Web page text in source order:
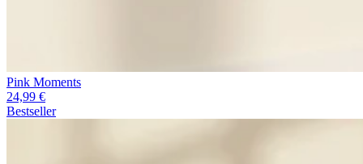
Pink Moments
24,99 €
Bestseller